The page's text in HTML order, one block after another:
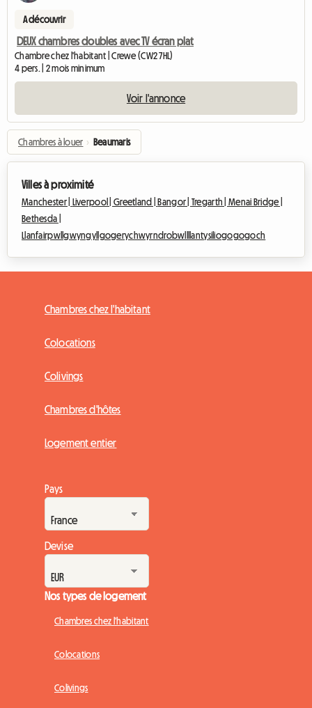
A découvrir
DEUX chambres doubles avec TV écran plat
Chambre chez l'habitant | Crewe (CW2 7HL)
4 pers. | 2 mois minimum
Voir l'annonce
Chambres à louer › Beaumaris
Villes à proximité
Manchester | Liverpool |Greetland | Bangor | Tregarth |Menai Bridge |
Bethesda |
Llanfairpwllgwyngyllgogerychwyrndrobwllllantysiliogogogoch
Chambres chez l'habitant
Colocations
Colivings
Chambres d'hôtes
Logement entier
Pays
Devise
Nos types de logement
Chambres chez l'habitant
Colocations
Colivings